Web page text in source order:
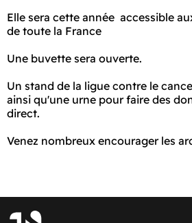
Elle sera cette année accessible
de toute la France
Une buvette sera ouverte.
Un stand de la ligue contre le
ainsi qu'une urne pour faire des
direct.
Venez nombreux encourager les